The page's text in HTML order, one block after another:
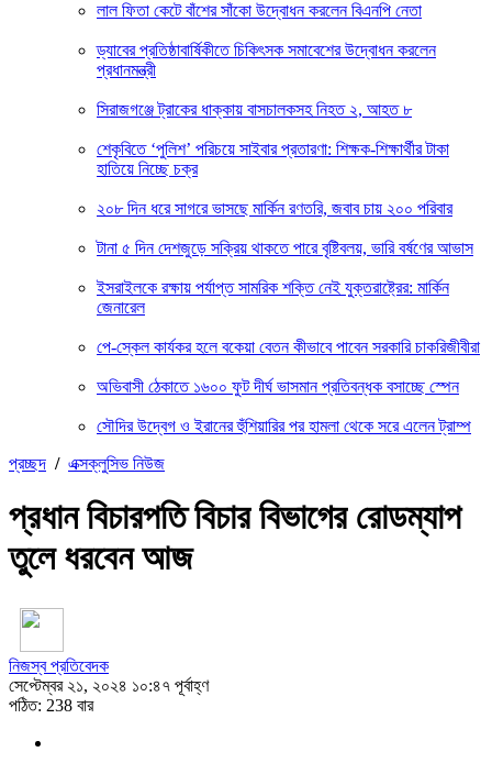
লাল ফিতা কেটে বাঁশের সাঁকো উদ্বোধন করলেন বিএনপি নেতা
ড্যাবের প্রতিষ্ঠাবার্ষিকীতে চিকিৎসক সমাবেশের উদ্বোধন করলেন
প্রধানমন্ত্রী
সিরাজগঞ্জে ট্রাকের ধাক্কায় বাসচালকসহ নিহত ২, আহত ৮
শেকৃবিতে ‘পুলিশ’ পরিচয়ে সাইবার প্রতারণা: শিক্ষক-শিক্ষার্থীর টাকা
হাতিয়ে নিচ্ছে চক্র
২০৮ দিন ধরে সাগরে ভাসছে মার্কিন রণতরি, জবাব চায় ২০০ পরিবার
টানা ৫ দিন দেশজুড়ে সক্রিয় থাকতে পারে বৃষ্টিবলয়, ভারি বর্ষণের আভাস
ইসরাইলকে রক্ষায় পর্যাপ্ত সামরিক শক্তি নেই যুক্তরাষ্ট্রের: মার্কিন
জেনারেল
পে-স্কেল কার্যকর হলে বকেয়া বেতন কীভাবে পাবেন সরকারি চাকরিজীবীরা
অভিবাসী ঠেকাতে ১৬০০ ফুট দীর্ঘ ভাসমান প্রতিবন্ধক বসাচ্ছে স্পেন
সৌদির উদ্বেগ ও ইরানের হুঁশিয়ারির পর হামলা থেকে সরে এলেন ট্রাম্প
প্রচ্ছদ / এক্সক্লুসিভ নিউজ
প্রধান বিচারপতি বিচার বিভাগের রোডম্যাপ
তুলে ধরবেন আজ
নিজস্ব প্রতিবেদক
সেপ্টেম্বর ২১, ২০২৪ ১০:৪৭ পূর্বাহ্ণ
পঠিত: 238 বার